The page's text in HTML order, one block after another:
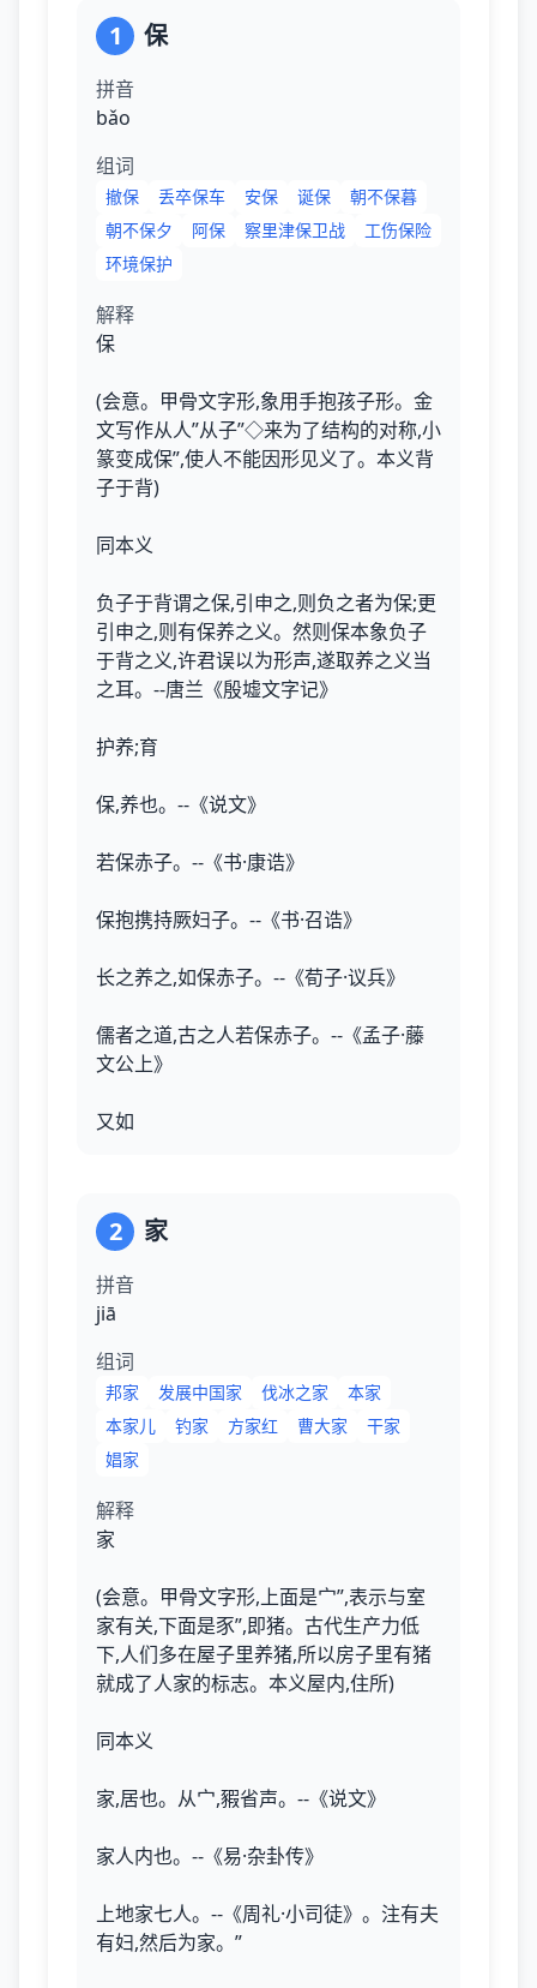
1 保
拼音
bǎo
组词
撤保 丢卒保车 安保 诞保
朝不保暮
朝不保夕
阿保 察里津保卫战
工伤保险
环境保护
解释
保
(会意。甲骨文字形,象用手抱孩子形。金
文写作从人”从子”◇来为了结构的对称,小
篆变成保”,使人不能因形见义了。本义背
子于背)
同本义
负子于背谓之保,引申之,则负之者为保;更
引申之,则有保养之义。然则保本象负子
于背之义,许君误以为形声,遂取养之义当
之耳。--唐兰《殷墟文字记》
护养;育
保,养也。--《说文》
若保赤子。--《书·康诰》
保抱携持厥妇子。--《书·召诰》
长之养之,如保赤子。--《荀子·议兵》
儒者之道,古之人若保赤子。--《孟子·藤
文公上》
又如
2 家
拼音
jiā
组词
邦家 发展中国家 伐冰之家
本家
本家儿
钓家 方家红 曹大家
干家
娼家
解释
家
(会意。甲骨文字形,上面是宀”,表示与室
家有关,下面是豕”,即猪。古代生产力低
下,人们多在屋子里养猪,所以房子里有猪
就成了人家的标志。本义屋内,住所)
同本义
家,居也。从宀,豭省声。--《说文》
家人内也。--《易·杂卦传》
上地家七人。--《周礼·小司徒》。注有夫
有妇,然后为家。”